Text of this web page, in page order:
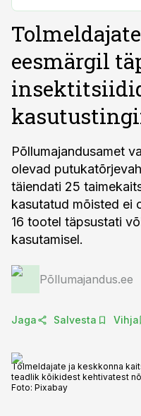
eesmärgil
Põllumajandusamet
olevad
täiendati 25
kasutatud mõisted ei
16 tootel täpsustati
kasutamisel.
Põllumajandus.ee
Jaga Salvesta Vihja
Tolmeldajate ja keskkonna
teadlik kõikidest kehtivatest
Foto: Pixabay